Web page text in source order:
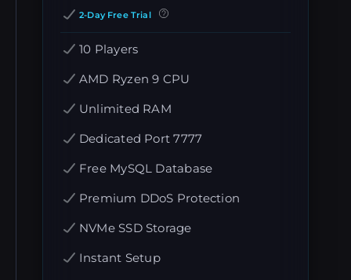
2-Day Free Trial
10 Players
AMD Ryzen 9 CPU
Unlimited RAM
Dedicated Port 7777
Free MySQL Database
Premium DDoS Protection
NVMe SSD Storage
Instant Setup